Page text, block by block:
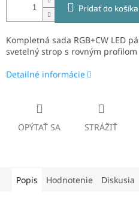
Pridať do košíka
Kompletná sada RGB+CW LED
svetelný strop s rovným
Detailné informácie
OPÝTAŤ SA STRÁŽIŤ
Popis Hodnotenie Diskusia